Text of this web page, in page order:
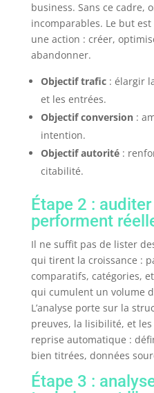
business. Sans ce cadre,
incomparables. Le but
une action : créer,
abandonner.
Objectif trafic: élargir
et les entrées.
Objectif conversion:
intention.
Objectif autorité:
citabilité.
Étape 2 :
performent
Il ne suffit pas de lister
qui tirent la croissance :
comparatifs, catégories,
qui cumulent un volume
L’analyse porte sur la
preuves, la lisibilité, et
reprise automatique :
bien titrées, données
Étape 3 :